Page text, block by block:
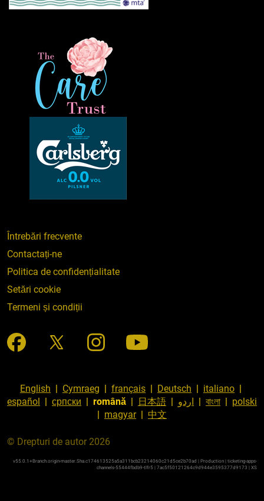
Întrebări frecvente
Contactați-ne
Politica de confidențialitate
Setări cookie
Termeni și condiții
English | Cymraeg | français | Deutsch | italiano |
español | српски | română | 日本語 | اردو | বাংলা | polski
| magyar| 中文
© Drepturi de autor 2026
v55.0.1+Branch.origin-master.Sha.c174613525a5a311bcb23214060c21d5ce2b70ad | Production | ticketing-apps-
channels-55444fbdb9-tlfr5 | 7ac5f50121264c9d944e3595377d9173 | XS